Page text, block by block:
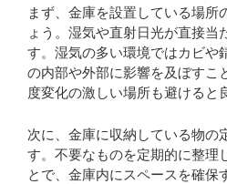
まず、金庫を設置している場所
ょう。湿気や直射日光が直接当
す。湿気の多い環境ではカビや
の内部や外部に影響を及ぼすこ
度変化の激しい場所も避けると
次に、金庫に収納している物の
す。不要なものを定期的に整理
とで、金庫内にスペースを確保